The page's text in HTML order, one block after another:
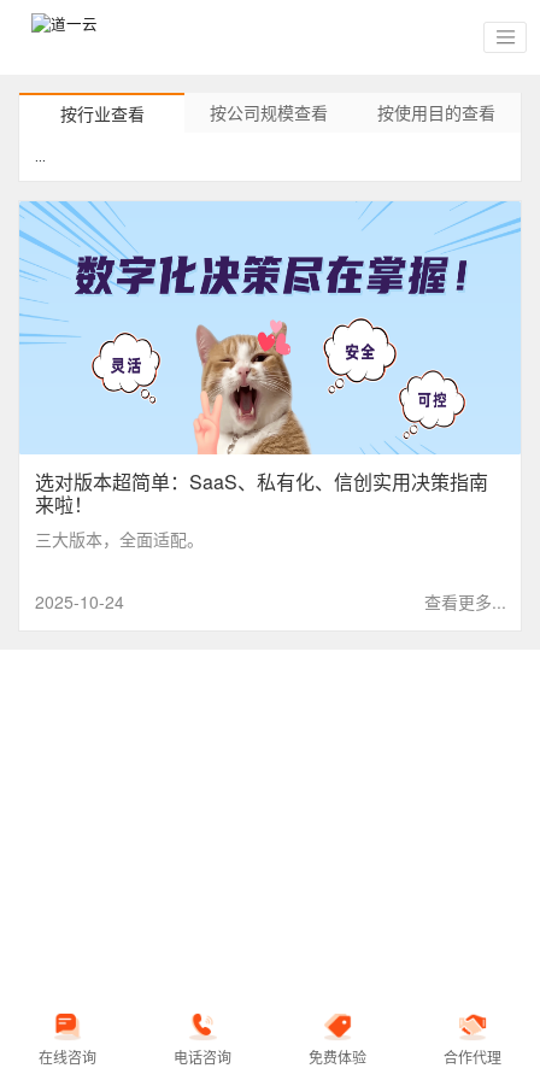
按行业查看 按公司规模查看 按使用目的查看
选对版本超简单：SaaS、私有化、信创实用决策指南
来啦！
三大版本，全面适配。
查看更多...
2025-10-24
在线咨询 电话咨询 免费体验 合作代理